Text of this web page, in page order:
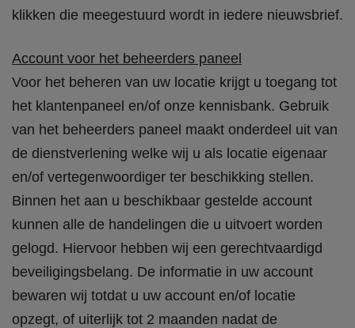
klikken die meegestuurd wordt in iedere nieuwsbrief.
Account voor het beheerders paneel
Voor het beheren van uw locatie krijgt u toegang tot
het klantenpaneel en/of onze kennisbank. Gebruik
van het beheerders paneel maakt onderdeel uit van
de dienstverlening welke wij u als locatie eigenaar
en/of vertegenwoordiger ter beschikking stellen.
Binnen het aan u beschikbaar gestelde account
kunnen alle de handelingen die u uitvoert worden
gelogd. Hiervoor hebben wij een gerechtvaardigd
beveiligingsbelang. De informatie in uw account
bewaren wij totdat u uw account en/of locatie
opzegt, of uiterlijk tot 2 maanden nadat de